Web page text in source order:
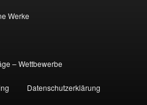
Werke
– Wettbewerbe
Datenschutzerklärung